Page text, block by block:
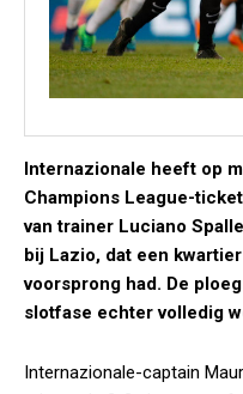
Internazionale heeft op
Champions League-
van trainer Luciano
bij Lazio, dat een
voorsprong had. De
slotfase echter volledig
Internazionale-captain